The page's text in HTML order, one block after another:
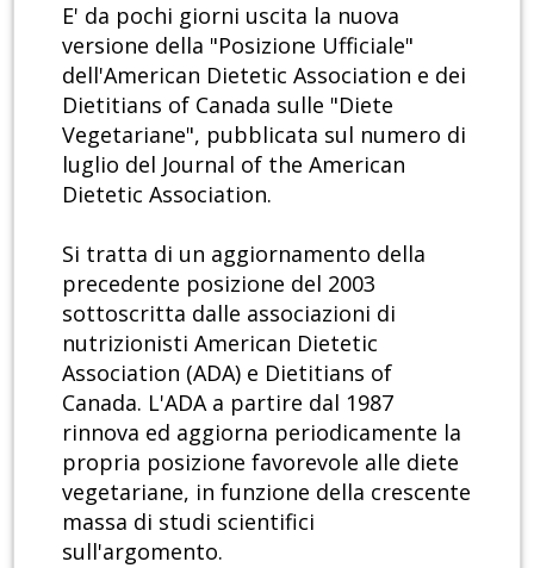
E' da pochi giorni uscita la nuova
versione della "Posizione Ufficiale"
dell'American Dietetic Association e dei
Dietitians of Canada sulle "Diete
Vegetariane", pubblicata sul numero di
luglio del Journal of the American
Dietetic Association.
Si tratta di un aggiornamento della
precedente posizione del 2003
sottoscritta dalle associazioni di
nutrizionisti American Dietetic
Association (ADA) e Dietitians of
Canada. L'ADA a partire dal 1987
rinnova ed aggiorna periodicamente la
propria posizione favorevole alle diete
vegetariane, in funzione della crescente
massa di studi scientifici
sull'argomento.